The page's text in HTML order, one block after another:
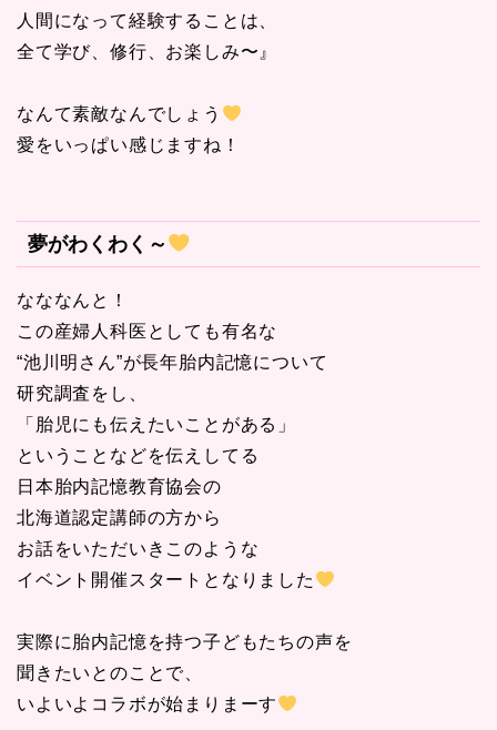
人間になって経験することは、
全て学び、修行、お楽しみ〜』
なんて素敵なんでしょう
愛をいっぱい感じますね！
夢がわくわく～
なななんと！
この産婦人科医としても有名な
“池川明さん”が長年胎内記憶について
研究調査をし、
「胎児にも伝えたいことがある」
ということなどを伝えしてる
日本胎内記憶教育協会の
北海道認定講師の方から
お話をいただいきこのような
イベント開催スタートとなりました
実際に胎内記憶を持つ子どもたちの声を
聞きたいとのことで、
いよいよコラボが始まりまーす